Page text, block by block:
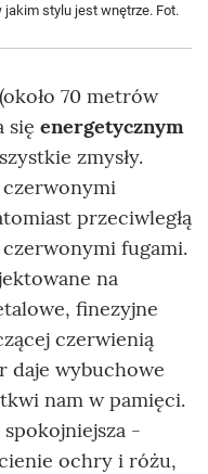
stylu jest wnętrze. Fot.
70 metrów
się energetycznym
zmysły.
czerwonymi
przeciwległą
czerwonymi fugami.
na
finezyjne
czerwienią
daje wybuchowe
nam w pamięci.
-
ochry i różu,